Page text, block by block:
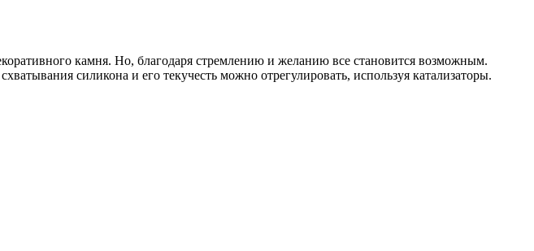
камня. Но, благодаря стремлению и желанию все становится возможным.
силикона и его текучесть можно отрегулировать, используя катализаторы.